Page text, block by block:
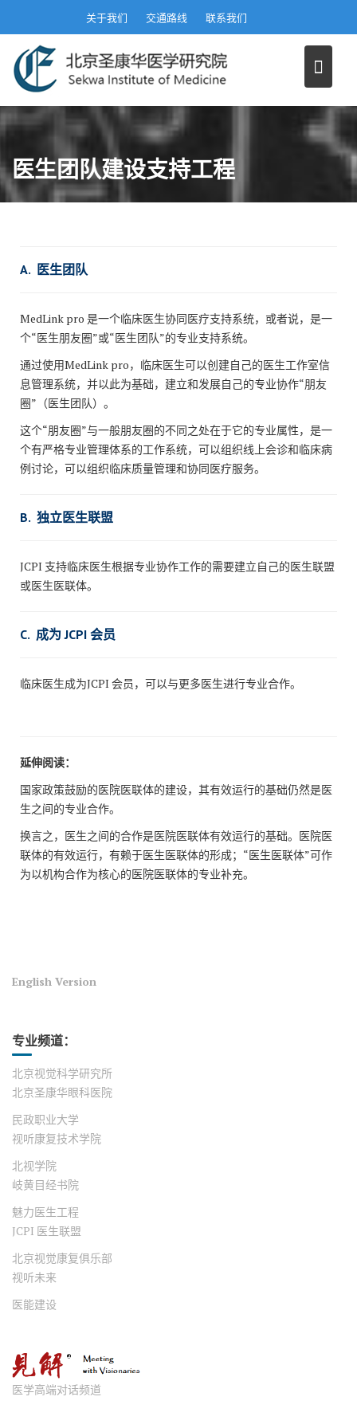
o
c
n
t
e
关于我们 交通路线 联系我们
医生团队建设支持工程
A. 医生团队
MedLink pro 是一个临床医生协同医疗支持系统，或者说，是一
个“医生朋友圈”或“医生团队”的专业支持系统。
通过使用MedLink pro，临床医生可以创建自己的医生工作室信
息管理系统，并以此为基础，建立和发展自己的专业协作“朋友
圈”（医生团队）。
这个“朋友圈”与一般朋友圈的不同之处在于它的专业属性，是一
个有严格专业管理体系的工作系统，可以组织线上会诊和临床病
例讨论，可以组织临床质量管理和协同医疗服务。
B. 独立医生联盟
JCPI 支持临床医生根据专业协作工作的需要建立自己的医生联盟
或医生医联体。
C. 成为 JCPI 会员
临床医生成为JCPI 会员，可以与更多医生进行专业合作。
延伸阅读：
国家政策鼓励的医院医联体的建设，其有效运行的基础仍然是医
生之间的专业合作。
换言之，医生之间的合作是医院医联体有效运行的基础。医院医
联体的有效运行，有赖于医生医联体的形成；“医生医联体”可作
为以机构合作为核心的医院医联体的专业补充。
English Version
专业频道：
北京视觉科学研究所
北京圣康华眼科医院
民政职业大学
视听康复技术学院
北视学院
岐黄目经书院
魅力医生工程
JCPI 医生联盟
北京视觉康复俱乐部
视听未来
医能建设
医学高端对话频道